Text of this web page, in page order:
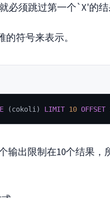
必须跳过第一个`X'的结
符号来表示。
(cokoli ) LIMIT 10 OFFSET
输出限制在10个结果，